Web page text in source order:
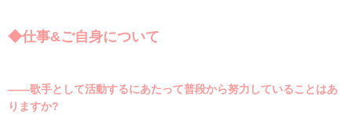
◆仕事&ご自身について
――歌手として活動するにあたって普段から努力していることはあ
りますか?